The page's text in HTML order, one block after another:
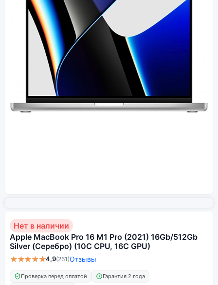
Нет в наличии
Apple MacBook Pro 16 M1 Pro (2021) 16Gb/512Gb
Silver (Серебро) (10C CPU, 16C GPU)
★★★★★4,9(261)Отзывы
Проверка перед оплатой
Гарантия 2 года